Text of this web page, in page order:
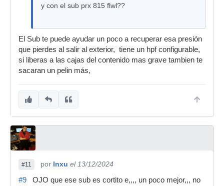
y con el sub prx 815 flwl??
El Sub te puede ayudar un poco a recuperar esa presión
que pierdes al salir al exterior, tiene un hpf configurable,
si liberas a las cajas del contenido mas grave tambien te
sacaran un pelin más,
#11 por Inxu el 13/12/2024
#9 OJO que ese sub es cortito e,,,, un poco mejor,,, no